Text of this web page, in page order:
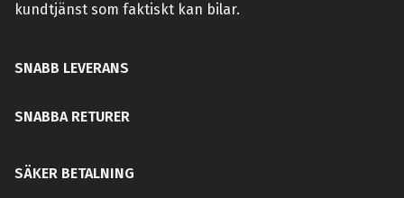
kundtjänst som faktiskt kan bilar.
SNABB LEVERANS
SNABBA RETURER
SÄKER BETALNING